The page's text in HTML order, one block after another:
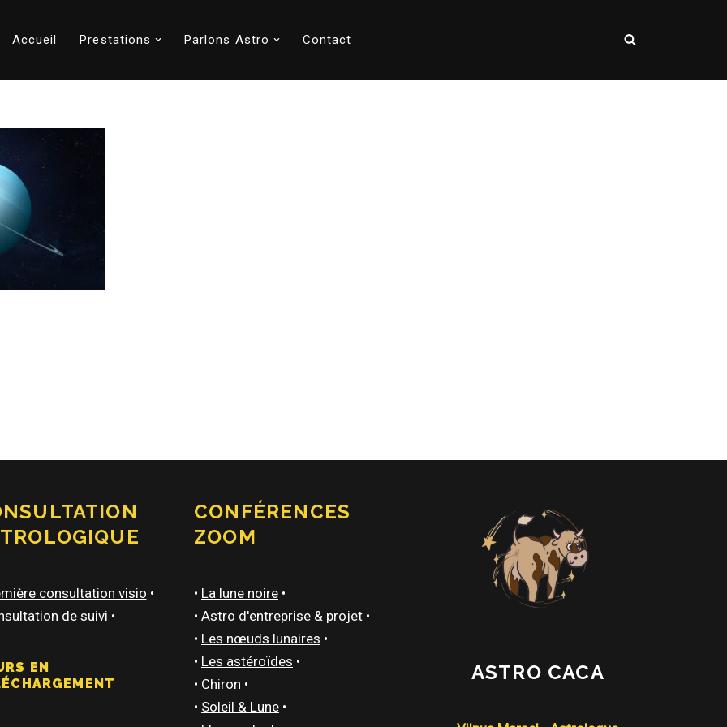
Accueil Prestations Parlons Astro Contact
consultation visio •
de suivi •
EN
CONFÉRENCES
ZOOM
• La lune noire •
• Astro d'entreprise & projet •
• Les nœuds lunaires •
• Les astéroïdes •
• Chiron •
• Soleil & Lune •
ASTRO CACA